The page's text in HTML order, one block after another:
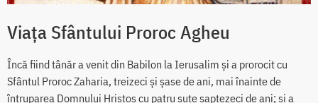
Viața Sfântului Proroc Agheu
Încă fiind tânăr a venit din Babilon la Ierusalim și a prorocit cu
Sfântul Proroc Zaharia, treizeci și șase de ani, mai înainte de
întruparea Domnului Hristos cu patru sute șaptezeci de ani; și a